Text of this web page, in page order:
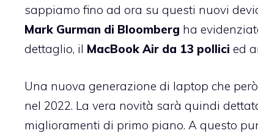
sappiamo fino ad ora su questi nuovi
Mark Gurman di Bloomberg ha
dettaglio, il MacBook Air da 13 pollici ed
Una nuova generazione di laptop che
nel 2022. La vera novità sarà quindi
miglioramenti di primo piano. A questo